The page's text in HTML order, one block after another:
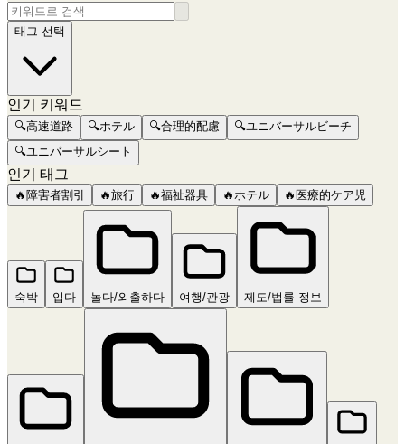
태그 선택
인기 키워드
🔍高速道路 🔍ホテル 🔍合理的配慮 🔍ユニバーサルビーチ
🔍ユニバーサルシート
인기 태그
🔥 障害者割引 🔥旅行 🔥福祉器具 🔥ホテル 🔥 医療的ケア児
숙박 입다 놀다/외출하다 여행/관광 제도/법률 정보